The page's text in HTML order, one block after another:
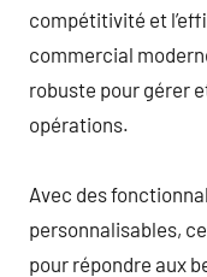
compétitivité et
commercial
robuste pour gérer
opérations.
Avec des
personnalisables,
pour répondre aux